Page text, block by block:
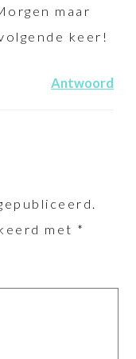
maar
keer!
Antwoord
met *